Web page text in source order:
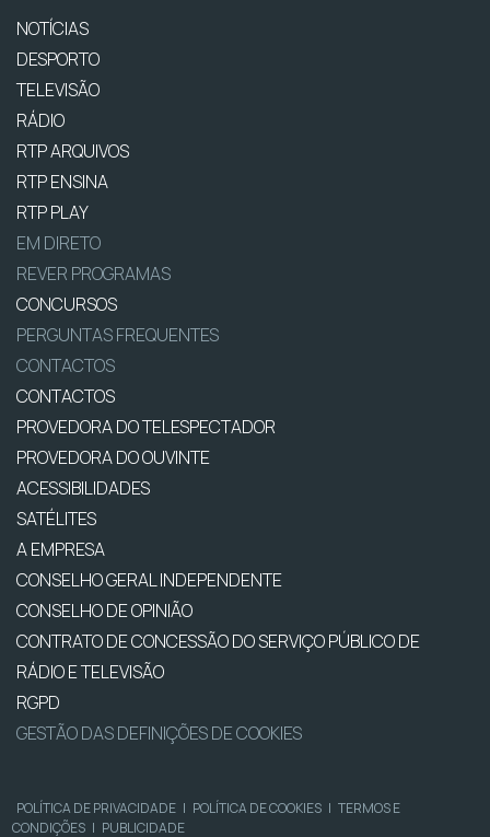
NOTÍCIAS
DESPORTO
TELEVISÃO
RÁDIO
RTP ARQUIVOS
RTP ENSINA
RTP PLAY
EM DIRETO
REVER PROGRAMAS
CONCURSOS
PERGUNTAS FREQUENTES
CONTACTOS
CONTACTOS
PROVEDORA DO TELESPECTADOR
PROVEDORA DO OUVINTE
ACESSIBILIDADES
SATÉLITES
A EMPRESA
CONSELHO GERAL INDEPENDENTE
CONSELHO DE OPINIÃO
CONTRATO DE CONCESSÃO DO SERVIÇO PÚBLICO DE
RÁDIO E TELEVISÃO
RGPD
GESTÃO DAS DEFINIÇÕES DE COOKIES
POLÍTICA DE PRIVACIDADE | POLÍTICA DE COOKIES | TERMOS E
CONDIÇÕES | PUBLICIDADE